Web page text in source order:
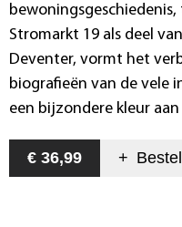
Stromarkt 19 als deel
Deventer, vormt het
biografieën van de vele
een bijzondere kleur
€ 36,99 +